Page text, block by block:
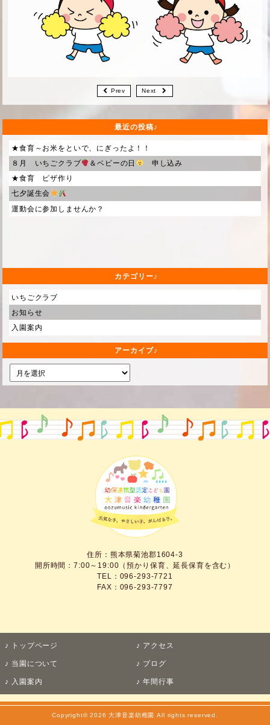
Prev Next
最近の投稿
★食育～お米をといで、にぎったよ！！
８月 いちごクラブ
＆ベビーの日
申し込み
★食育 ピザ作り
七夕誕生会
運動会に参加しませんか？
カテゴリー
いちごクラブ
お知らせ
入園案内
アーカイブ
住所：熊本県菊池郡1604-3
開所時間：7:00～19:00（預かり保育、延長保育を含む）
TEL：096-293-7721
FAX：096-293-7797
トップページ アクセス
当園について ブログ
入園案内 年間行事
Copyright© 2026 大津音楽幼稚園 All rights reserved.